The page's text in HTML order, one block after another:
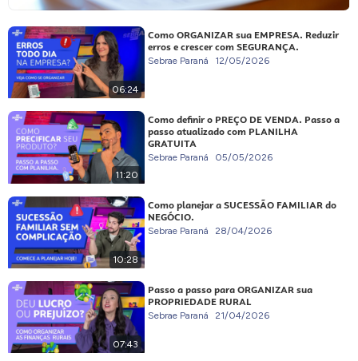
06:24
Como ORGANIZAR sua EMPRESA. Reduzir
erros e crescer com SEGURANÇA.
Sebrae Paraná 12/05/2026
11:20
Como definir o PREÇO DE VENDA. Passo a
passo atualizado com PLANILHA
GRATUITA
Sebrae Paraná 05/05/2026
10:28
Como planejar a SUCESSÃO FAMILIAR do
NEGÓCIO.
Sebrae Paraná 28/04/2026
07:43
Passo a passo para ORGANIZAR sua
PROPRIEDADE RURAL
Sebrae Paraná 21/04/2026